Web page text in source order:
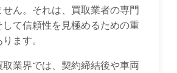
せん。それは、買取業者の専門
て信頼性を見極めるための重
ます。
業界では、契約締結後や車両